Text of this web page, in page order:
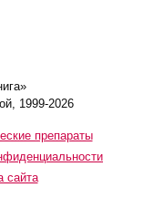
1999-2026
препараты
сайта